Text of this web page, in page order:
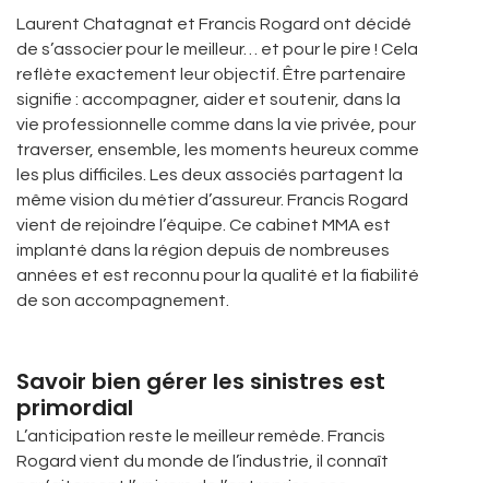
Laurent Chatagnat et Francis Rogard ont décidé
de s’associer pour le meilleur… et pour le pire ! Cela
reflète exactement leur objectif. Être partenaire
signifie : accompagner, aider et soutenir, dans la
vie professionnelle comme dans la vie privée, pour
traverser, ensemble, les moments heureux comme
les plus difficiles. Les deux associés partagent la
même vision du métier d’assureur. Francis Rogard
vient de rejoindre l’équipe. Ce cabinet MMA est
implanté dans la région depuis de nombreuses
années et est reconnu pour la qualité et la fiabilité
de son accompagnement.
Savoir bien gérer les sinistres est
primordial
L’anticipation reste le meilleur remède. Francis
Rogard vient du monde de l’industrie, il connaît